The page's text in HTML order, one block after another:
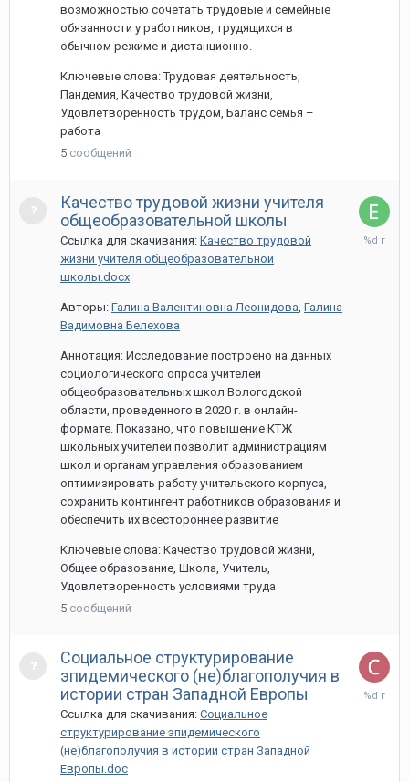
возможностью сочетать трудовые и семейные
обязанности у работников, трудящихся в
обычном режиме и дистанционно.
Ключевые слова: Трудовая деятельность,
Пандемия, Качество трудовой жизни,
Удовлетворенность трудом, Баланс семья –
работа
5 сообщений
Качество трудовой жизни учителя
общеобразовательной школы
Ссылка для скачивания: Качество трудовой
жизни учителя общеобразовательной
школы.docx
Авторы: Галина Валентиновна Леонидова, Галина
Вадимовна Белехова
Аннотация: Исследование построено на данных
социологического опроса учителей
общеобразовательных школ Вологодской
области, проведенного в 2020 г. в онлайн-
формате. Показано, что повышение КТЖ
школьных учителей позволит администрациям
школ и органам управления образованием
оптимизировать работу учительского корпуса,
сохранить контингент работников образования и
обеспечить их всестороннее развитие
Ключевые слова: Качество трудовой жизни,
Общее образование, Школа, Учитель,
Удовлетворенность условиями труда
5 сообщений
29
Социальное структурирование
эпидемического (не)благополучия в
истории стран Западной Европы
Ссылка для скачивания: Социальное
структурирование эпидемического
(не)благополучия в истории стран Западной
Европы.doc
1